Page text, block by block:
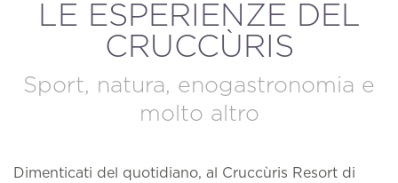
LE ESPERIENZE DEL
CRUCCÙRIS
Sport, natura, enogastronomia e
molto altro
Dimenticati del quotidiano, al Cruccùris Resort di